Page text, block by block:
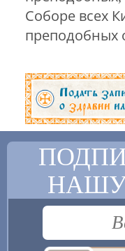
Соборе всех
преподобных
НАШУ